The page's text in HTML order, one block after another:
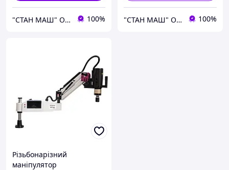
"СТАН МАШ" Официальный дилер TM: Holzmann, OPTImum, FDB Maschinen, Holzstar, Proma, Torin. 100% "СТАН МАШ" Официальный дилер TM: Holzmann, OPTImum, FDB Maschinen, Holzstar, Proma, Torin. 100%
Різьбонарізний
маніпулятор